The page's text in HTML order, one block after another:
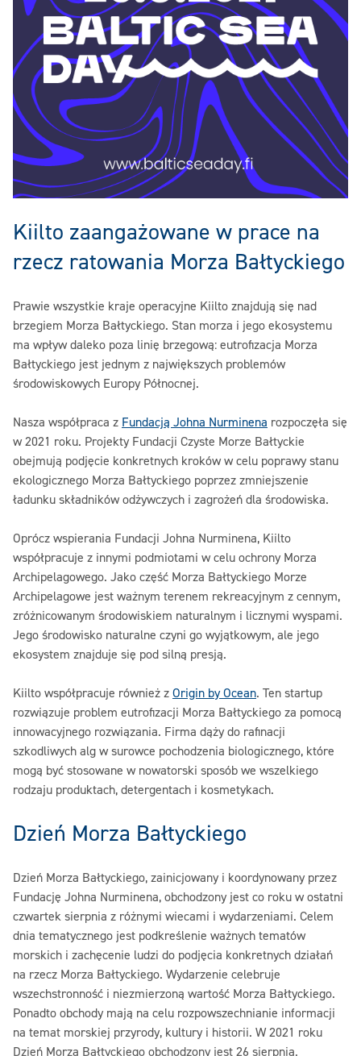
K‎iilto zaangażowane w prace na
rzecz ratowania Morza Bałtyckiego
Prawie wszystkie kraje operacyjne Kiilto znajdują się nad
brzegiem Morza Bałtyckiego. Stan morza i jego ekosystemu
ma wpływ daleko poza linię brzegową: eutrofizacja Morza
Bałtyckiego jest jednym z największych problemów
środowiskowych Europy Północnej.‎
‎Nasza współpraca z ‎ ‎Fundacją Johna Nurminena‎ ‎ rozpoczęła się
w 2021 roku. Projekty Fundacji Czyste Morze Bałtyckie
obejmują podjęcie konkretnych kroków w celu poprawy stanu
ekologicznego Morza Bałtyckiego poprzez zmniejszenie
ładunku składników odżywczych i zagrożeń dla środowiska.‎
‎Oprócz wspierania Fundacji Johna Nurminena, Kiilto
współpracuje z innymi podmiotami w celu ochrony Morza
Archipelagowego. Jako część Morza Bałtyckiego Morze
Archipelagowe jest ważnym terenem rekreacyjnym z cennym,
zróżnicowanym środowiskiem naturalnym i licznymi wyspami.
Jego środowisko naturalne czyni go wyjątkowym, ale jego
ekosystem znajduje się pod silną presją.‎
‎Kiilto współpracuje również z ‎ ‎Origin by Ocean‎‎. Ten startup
rozwiązuje problem eutrofizacji Morza Bałtyckiego za pomocą
innowacyjnego rozwiązania. Firma dąży do rafinacji
szkodliwych alg w surowce pochodzenia biologicznego, które
mogą być stosowane w nowatorski sposób we wszelkiego
rodzaju produktach, detergentach i kosmetykach.‎
‎Dzień Morza Bałtyckiego‎
‎Dzień Morza Bałtyckiego, zainicjowany i koordynowany przez
Fundację Johna Nurminena, obchodzony jest co roku w ostatni
czwartek sierpnia z różnymi wiecami i wydarzeniami. Celem
dnia tematycznego jest podkreślenie ważnych tematów
morskich i zachęcenie ludzi do podjęcia konkretnych działań
na rzecz Morza Bałtyckiego. Wydarzenie celebruje
wszechstronność i niezmierzoną wartość Morza Bałtyckiego.
Ponadto obchody mają na celu rozpowszechnianie informacji
na temat morskiej przyrody, kultury i historii. W 2021 roku
Dzień Morza Bałtyckiego obchodzony jest 26 sierpnia.